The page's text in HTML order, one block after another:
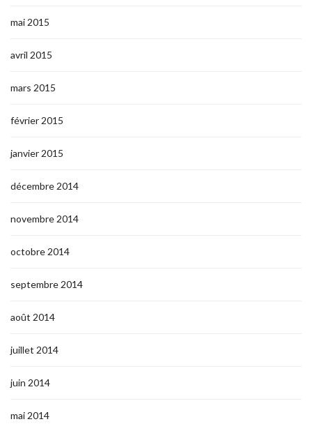
mai 2015
avril 2015
mars 2015
février 2015
janvier 2015
décembre 2014
novembre 2014
octobre 2014
septembre 2014
août 2014
juillet 2014
juin 2014
mai 2014